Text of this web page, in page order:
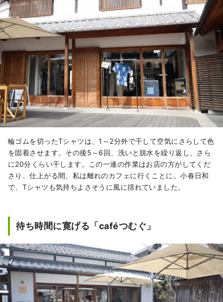
輪ゴムを切ったTシャツは、1～2分外で干して空気にさらして色
を固着させます。その後5～6回、洗いと脱水を繰り返し、さら
に20分くらい干します。この一連の作業はお店の方がしてくだ
さり、仕上がる間、私は離れのカフェに行くことに。小春日和
で、Tシャツも気持ちよさそうに風に揺れていました。
待ち時間に寛げる「caféつむぐ」